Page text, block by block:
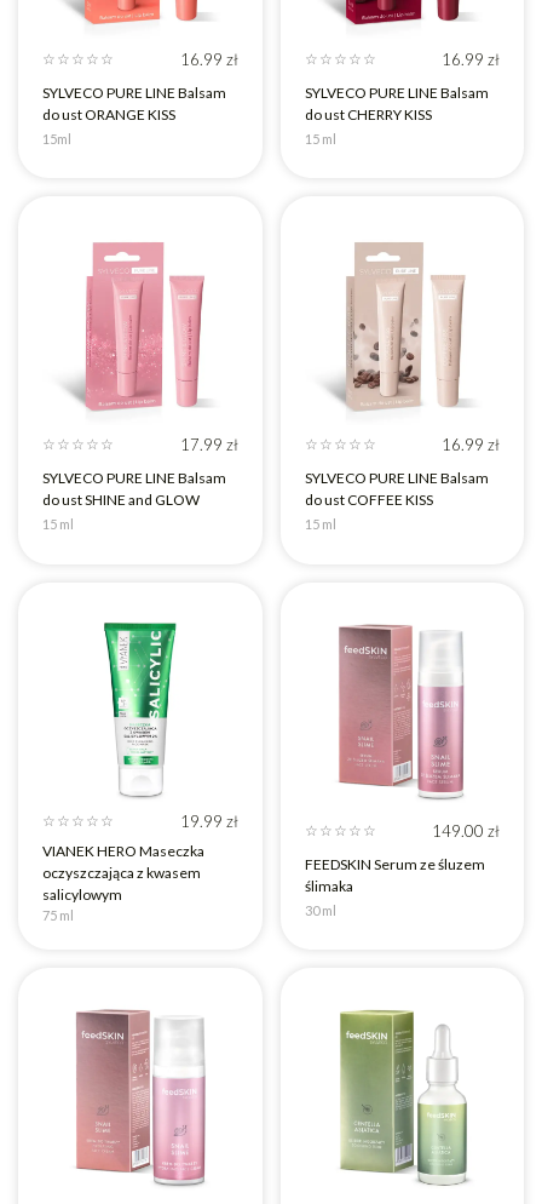
☆ ☆ ☆ ☆ ☆ 16.99 zł
SYLVECO PURE LINE Balsam
do ust ORANGE KISS
15ml
☆ ☆ ☆ ☆ ☆ 16.99 zł
SYLVECO PURE LINE Balsam
do ust CHERRY KISS
15 ml
☆ ☆ ☆ ☆ ☆ 17.99 zł
SYLVECO PURE LINE Balsam
do ust SHINE and GLOW
15 ml
☆ ☆ ☆ ☆ ☆ 16.99 zł
SYLVECO PURE LINE Balsam
do ust COFFEE KISS
15 ml
☆ ☆ ☆ ☆ ☆ 19.99 zł
VIANEK HERO Maseczka
oczyszczająca z kwasem
salicylowym
75 ml
☆ ☆ ☆ ☆ ☆ 149.00 zł
FEEDSKIN Serum ze śluzem
ślimaka
30 ml